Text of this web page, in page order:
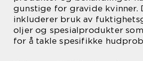
gunstige for gravide kvinner.
inkluderer bruk av
oljer og spesialprodukter
for å takle spesifikke